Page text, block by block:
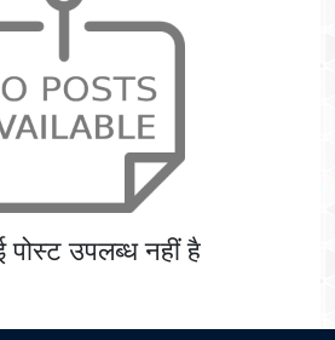
पोस्ट उपलब्ध नहीं है